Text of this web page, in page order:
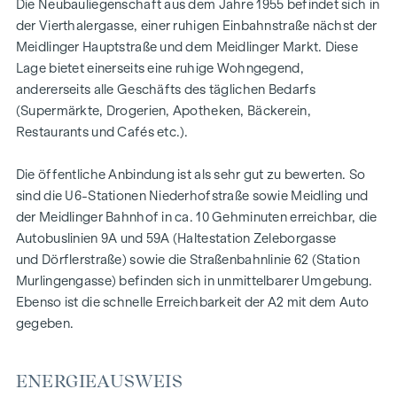
Nachstehend finden Sie einige Ausstattungsmerkmale im
Überblick:
- Fußbodenheizung
- Eichen-Parkettboden Klasse 1A in Fischgrätverlegung
- Vaillant Gas-Brennwert Wandheizgerät ecoTEC plus
(alternativ wäre auch die Installation einer elektrischen
- neue Elektrik
- modernes Feinsteinzeug im Badezimmer
- bodenebene Dusche mit Glaswand und -türe
- einbruchshemmend und feuerhemmende
Wohnungseingangstür Widerstandsklasse 3
hochdämmendes 76 mm System
Die Neubauliegenschaft aus dem Jahre 1955 befindet sich in
der Vierthalergasse, einer ruhigen Einbahnstraße nächst der
Meidlinger Hauptstraße und dem Meidlinger Markt. Diese
Lage bietet einerseits eine ruhige Wohngegend,
andererseits alle Geschäfts des täglichen Bedarfs
(Supermärkte, Drogerien, Apotheken, Bäckerein,
Restaurants und Cafés etc.).
Die öffentliche Anbindung ist als sehr gut zu bewerten. So
sind die U6-Stationen Niederhofstraße sowie Meidling und
der Meidlinger Bahnhof in ca. 10 Gehminuten erreichbar, die
Autobuslinien 9A und 59A (Haltestation Zeleborgasse
und Dörflerstraße) sowie die Straßenbahnlinie 62 (Station
Murlingengasse) befinden sich in unmittelbarer Umgebung.
Ebenso ist die schnelle Erreichbarkeit der A2 mit dem Auto
gegeben.
ENERGIEAUSWEIS